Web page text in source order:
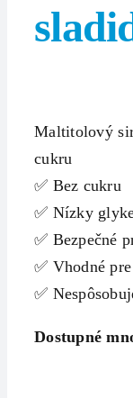
Maltitolový
cukru
✅ Bez cukru
✅ Nízky
✅ Bezpečné
✅ Vhodné
✅
Dostupné